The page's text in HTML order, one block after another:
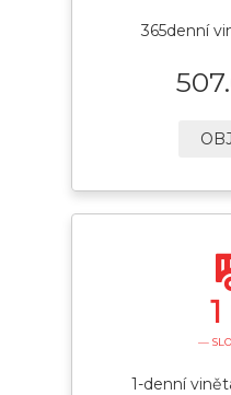
365denní
1
—
1-denní